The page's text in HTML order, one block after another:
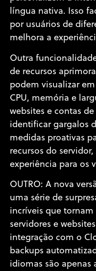
língua nativa. Isso
por usuários de
melhora a
Outra
de recursos
podem visualizar
CPU, memória e
websites e contas
identificar gargalos
medidas proativas
recursos do
experiência para os
OUTRO: A nova
uma série de
incríveis que
servidores e
integração com o
backups
idiomas são apenas